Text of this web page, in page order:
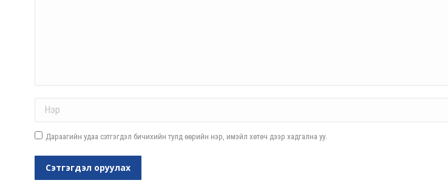
Дараагийн удаа сэтгэгдэл бичихийн тулд өөрийн нэр, имэйл хөтөч дээр хадгална уу.
Сэтгэгдэл оруулах